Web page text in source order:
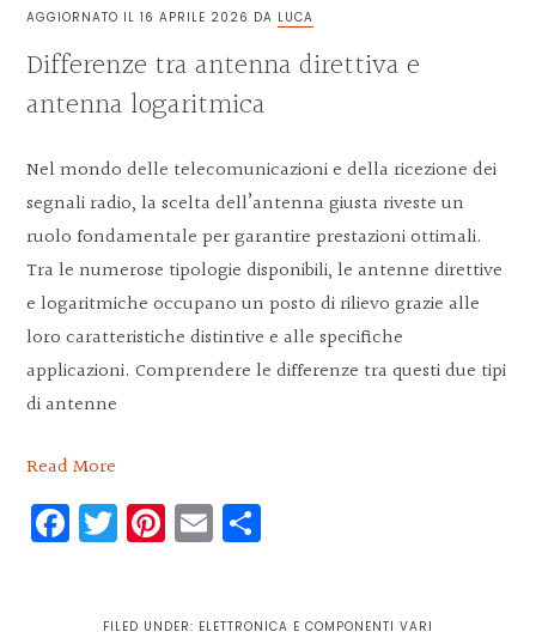
AGGIORNATO IL16 APRILE 2026 DA LUCA
Differenze tra antenna direttiva e
antenna logaritmica
Nel mondo delle telecomunicazioni e della ricezione dei
segnali radio, la scelta dell’antenna giusta riveste un
ruolo fondamentale per garantire prestazioni ottimali.
Tra le numerose tipologie disponibili, le antenne direttive
e logaritmiche occupano un posto di rilievo grazie alle
loro caratteristiche distintive e alle specifiche
applicazioni. Comprendere le differenze tra questi due tipi
di antenne
Read More
Facebook
Twitter
Pinterest
Email
FILED UNDER: ELETTRONICA E COMPONENTI VARI